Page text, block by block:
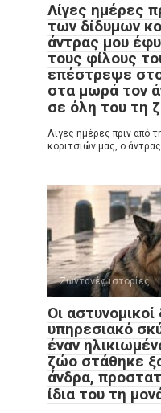
Λίγες ημέρες
των δίδυμων
άντρας μου
τους φίλους
επέστρεψε στο
στα μωρά τον
σε όλη του τη
Λίγες ημέρες πριν από
κοριτσιών μας, ο
Ζωντανές ιστορίες
Οι
υπηρεσιακό
έναν
ζώο στάθηκε
άνδρα,
ίδια του τη